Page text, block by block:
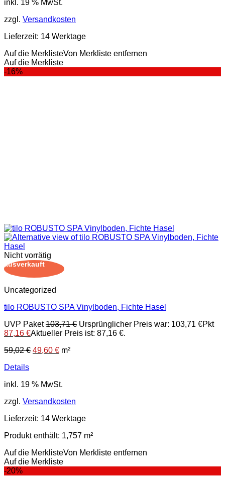
inkl. 19 % MwSt.
zzgl. Versandkosten
Lieferzeit: 14 Werktage
Auf die MerklisteVon Merkliste entfernen
Auf die Merkliste
-16%
Nicht vorrätig
ausverkauft
Uncategorized
tilo ROBUSTO SPA Vinylboden, Fichte Hasel
UVP Paket 103,71€ Ursprünglicher Preis war: 103,71 €Pkt
87,16 €Aktueller Preis ist: 87,16 €.
59,02€ 49,60 € m²
Details
inkl. 19 % MwSt.
zzgl. Versandkosten
Lieferzeit: 14 Werktage
Produkt enthält: 1,757 m²
Auf die MerklisteVon Merkliste entfernen
Auf die Merkliste
-20%